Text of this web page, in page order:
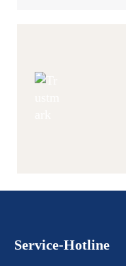
Service-Hotline